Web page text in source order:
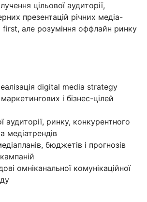
цільової аудиторії,
презентацій річних медіа-
first, але розуміння оффлайн ринку
digital media strategy
і бізнес-цілей
аудиторії, ринку, конкурентного
медіатрендів
бюджетів і прогнозів
омніканальної комунікаційної